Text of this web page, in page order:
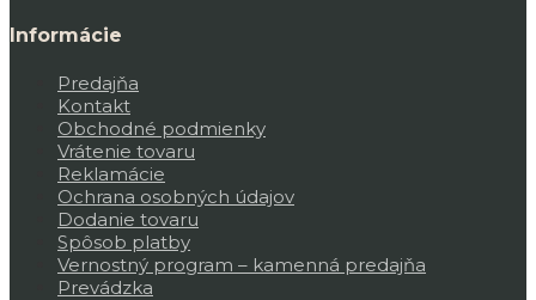
Informácie
Predajňa
Kontakt
Obchodné podmienky
Vrátenie tovaru
Reklamácie
Ochrana osobných údajov
Dodanie tovaru
Spôsob platby
Vernostný program – kamenná predajňa
Prevádzka